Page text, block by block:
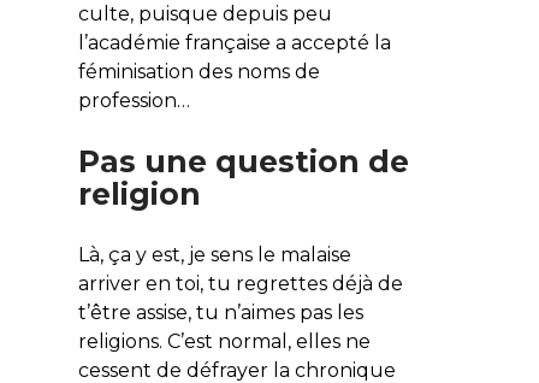
culte, puisque depuis peu
l’académie française a accepté la
féminisation des noms de
profession…
Pas une question de
religion
Là, ça y est, je sens le malaise
arriver en toi, tu regrettes déjà de
t’être assise, tu n’aimes pas les
religions. C’est normal, elles ne
cessent de défrayer la chronique